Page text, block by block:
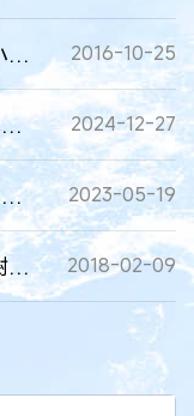
谁的江湖？金庸诉江南同人小说侵权 2016-10-25
将“明星大侦探”改编成同人小说侵权案 2024-12-27
“同人作品第一案”终审宣判的思考 2023-05-19
走出《鬼吹灯》，《摸金校尉》可否“分金定穴”？ 2018-02-09